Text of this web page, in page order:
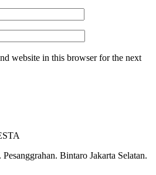
website in this browser for the next
Bintaro Jakarta Selatan.